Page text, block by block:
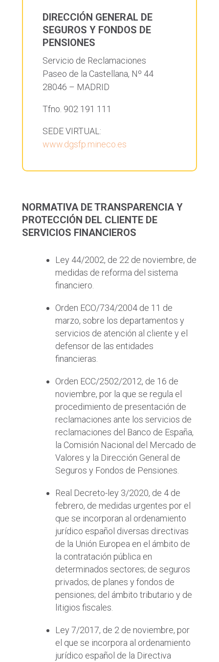
DIRECCIÓN GENERAL DE
SEGUROS Y FONDOS DE
PENSIONES
Servicio de Reclamaciones
Paseo de la Castellana, Nº 44
28046 – MADRID
Tfno. 902 191 111
SEDE VIRTUAL:
www.dgsfp.mineco.es
NORMATIVA DE TRANSPARENCIA Y
PROTECCIÓN DEL CLIENTE DE
SERVICIOS FINANCIEROS
Ley 44/2002, de 22 de noviembre, de
medidas de reforma del sistema
financiero.
Orden ECO/734/2004 de 11 de
marzo, sobre los departamentos y
servicios de atención al cliente y el
defensor de las entidades
financieras.
Orden ECC/2502/2012, de 16 de
noviembre, por la que se regula el
procedimiento de presentación de
reclamaciones ante los servicios de
reclamaciones del Banco de España,
la Comisión Nacional del Mercado de
Valores y la Dirección General de
Seguros y Fondos de Pensiones.
Real Decreto-ley 3/2020, de 4 de
febrero, de medidas urgentes por el
que se incorporan al ordenamiento
jurídico español diversas directivas
de la Unión Europea en el ámbito de
la contratación pública en
determinados sectores; de seguros
privados; de planes y fondos de
pensiones; del ámbito tributario y de
litigios fiscales.
Ley 7/2017, de 2 de noviembre, por
el que se incorpora al ordenamiento
jurídico español de la Directiva